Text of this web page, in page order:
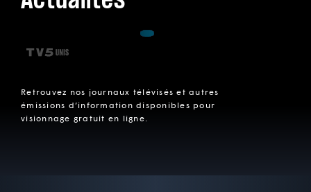
Retrouvez nos journaux télévisés et autres
émissions d’information disponibles pour
visionnage gratuit en ligne.